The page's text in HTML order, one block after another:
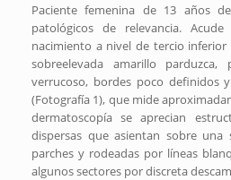
Paciente femenina de 13 años
patológicos de relevancia.
nacimiento a nivel de tercio inferior
sobreelevada amarillo parduzca,
verrucoso, bordes poco definidos
(Fotografía 1), que mide
dermatoscopía se aprecian
dispersas que asientan sobre una
parches y rodeadas por líneas
algunos sectores por discreta